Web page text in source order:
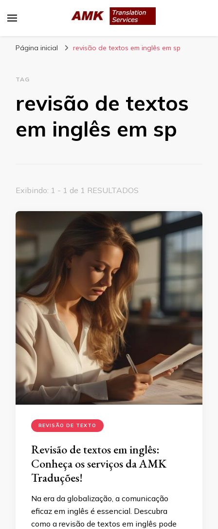
livre, tradução técnica, interpretação
Página inicial revisão de textos em inglês em sp
TAG
revisão de textos
em inglês em sp
Exibindo: 1 - 1 de 1 RESULTADOS
REVISÃO DE TEXTO
Revisão de textos em inglês:
Conheça os serviços da AMK
Traduções!
Na era da globalização, a comunicação
eficaz em inglês é essencial. Descubra
como a revisão de textos em inglês pode